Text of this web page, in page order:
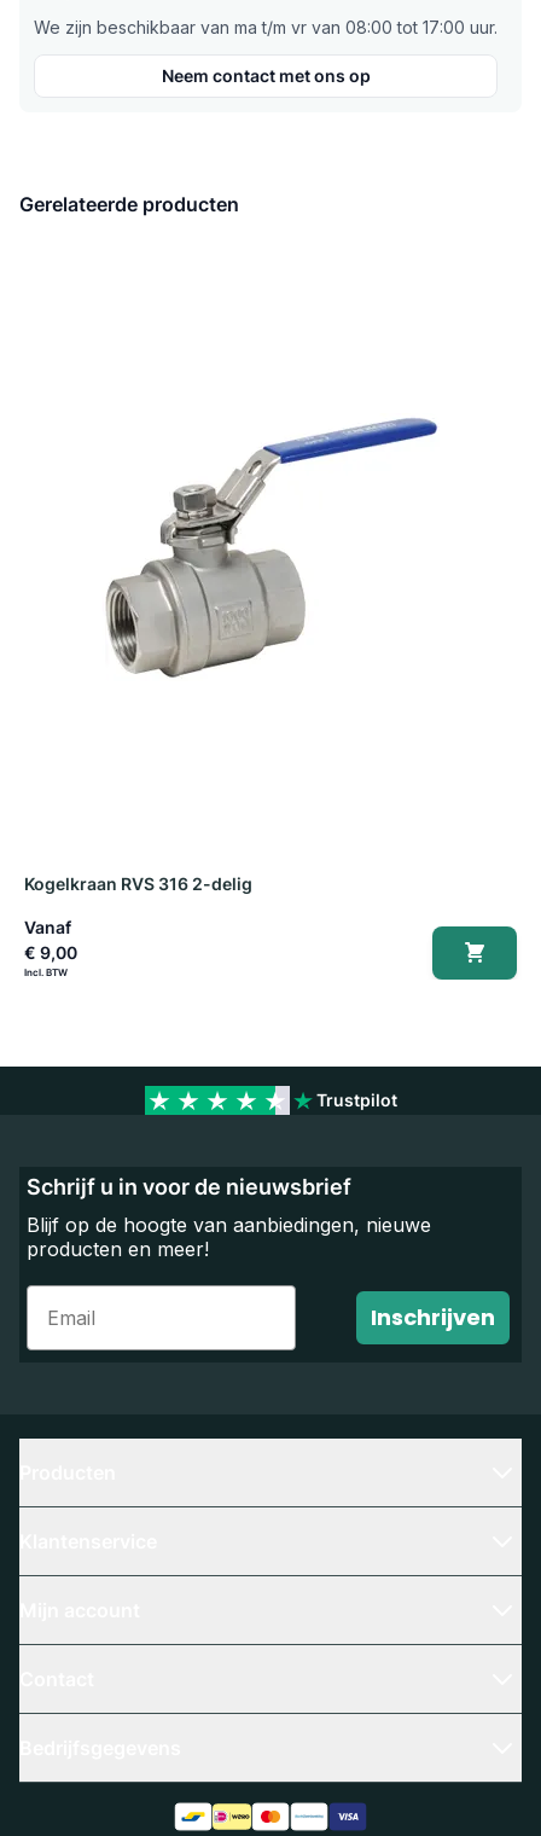
We zijn beschikbaar van ma t/m vr van 08:00 tot 17:00 uur.
Neem contact met ons op
Gerelateerde producten
Kogelkraan RVS 316 2-delig
Vanaf
€ 9,00
Trustpilot
Schrijf u in voor de nieuwsbrief
Blijf op de hoogte van aanbiedingen, nieuwe
producten en meer!
Email
Inschrijven